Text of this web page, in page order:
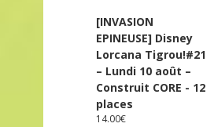
[INVASION
EPINEUSE] Disney
Lorcana Tigrou!#21
– Lundi 10 août –
Construit CORE - 12
places
14.00€